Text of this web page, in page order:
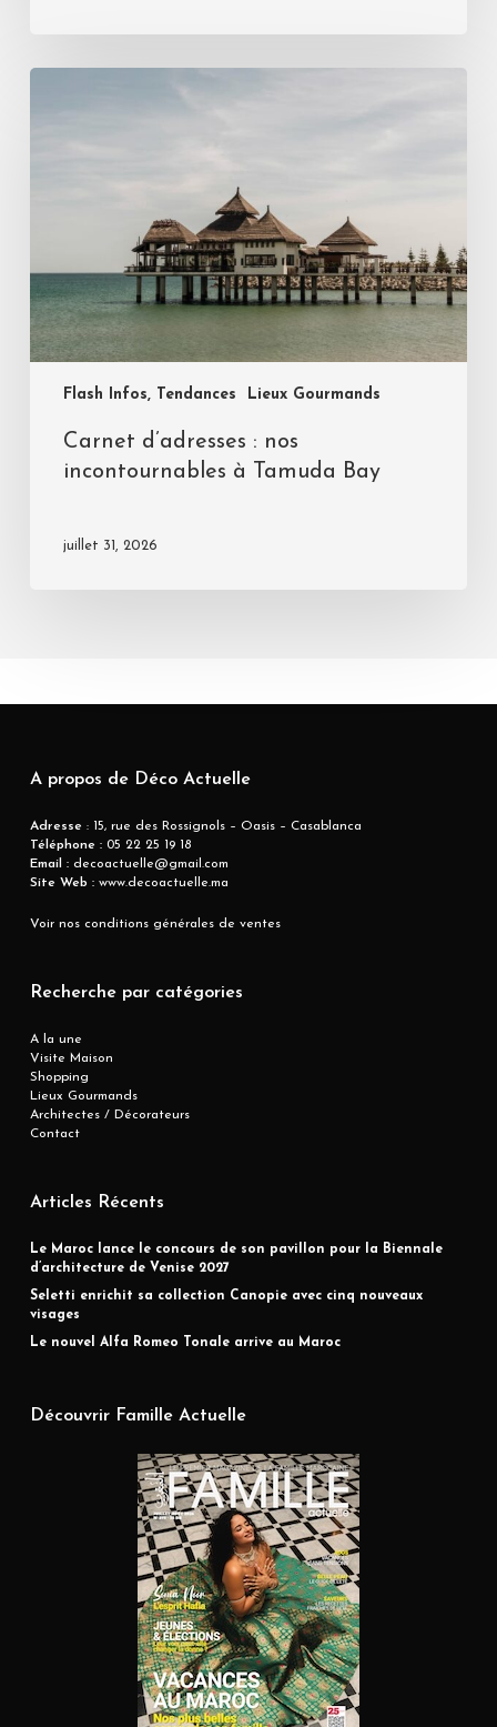
Flash Infos, Tendances Lieux Gourmands
Carnet d’adresses : nos
incontournables à Tamuda Bay
juillet 31, 2026
A propos de Déco Actuelle
Adresse : 15, rue des Rossignols – Oasis – Casablanca
Téléphone :05 22 25 19 18
Email :decoactuelle@gmail.com
Site Web :www.decoactuelle.ma
Voir nos conditions générales de ventes
Recherche par catégories
A la une
Visite Maison
Shopping
Lieux Gourmands
Architectes / Décorateurs
Contact
Articles Récents
Le Maroc lance le concours de son pavillon pour la Biennale
d’architecture de Venise 2027
Seletti enrichit sa collection Canopie avec cinq nouveaux
visages
Le nouvel Alfa Romeo Tonale arrive au Maroc
Découvrir Famille Actuelle